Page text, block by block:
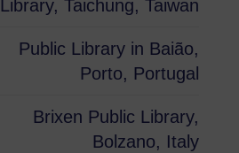
Library, Taichung, Taiwan
Public Library in Baião,
Porto, Portugal
Brixen Public Library,
Bolzano, Italy